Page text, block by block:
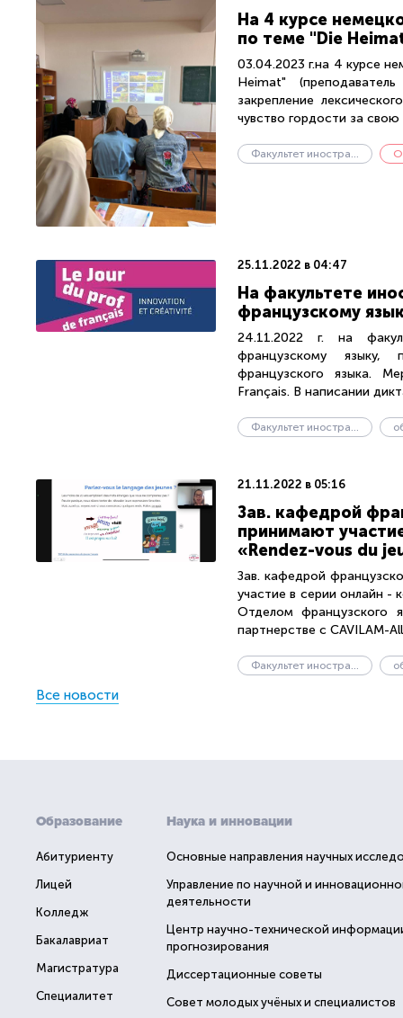
На 4 курсе
по теме "Die
03.04.2023 г.на 4 курсе
Heimat"
закрепление
чувство гордости за свою
Факультет иностранных языков
25.11.2022 в 04:47
На факультете
французскому
24.11.2022 г. на
французскому языку,
французского языка.
Français. В написании
Факультет иностранных языков
21.11.2022 в 05:16
Зав. кафедрой
принимают
«Rendez-vous du
Зав. кафедрой
участие в серии онлайн -
Отделом французского
партнерстве с CAVILAM-
Факультет иностранных языков
Все новости
Образование
Абитуриенту
Лицей
Колледж
Бакалавриат
Магистратура
Специалитет
Наука и инновации
Основные направления научных
Управление по научной и
деятельности
Центр научно-технической
прогнозирования
Диссертационные советы
Совет молодых учёных и специалистов